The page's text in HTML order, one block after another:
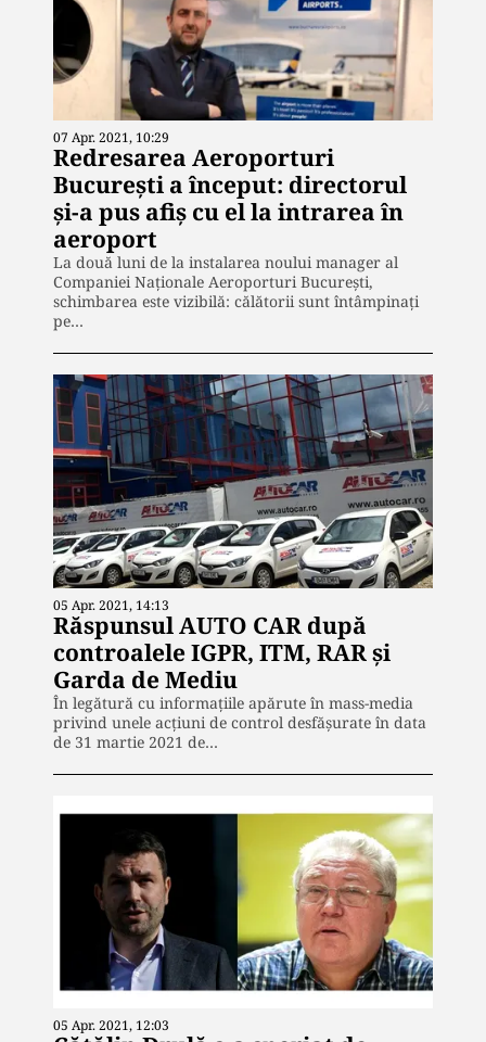
07 Apr. 2021, 10:29
Redresarea Aeroporturi
București a început: directorul
și-a pus afiș cu el la intrarea în
aeroport
La două luni de la instalarea noului manager al
Companiei Naționale Aeroporturi București,
schimbarea este vizibilă: călătorii sunt întâmpinați
pe…
05 Apr. 2021, 14:13
Răspunsul AUTO CAR după
controalele IGPR, ITM, RAR și
Garda de Mediu
În legătură cu informațiile apărute în mass-media
privind unele acțiuni de control desfășurate în data
de 31 martie 2021 de…
05 Apr. 2021, 12:03